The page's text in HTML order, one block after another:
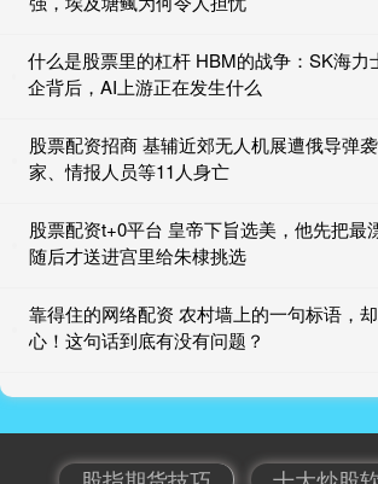
什么是股票里的杠杆 HBM的战争：SK海力
企背后，AI上游正在发生什么
股票配资招商 基辅近郊无人机展遭俄导弹
家、情报人员等11人身亡
股票配资t+0平台 皇帝下旨选美，他先把最
随后才送进宫里给朱棣挑选
靠得住的网络配资 农村墙上的一句标语，
心！这句话到底有没有问题？